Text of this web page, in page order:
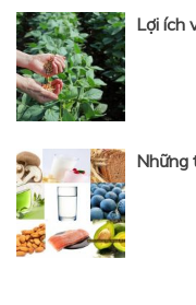
Lợi ích
Những